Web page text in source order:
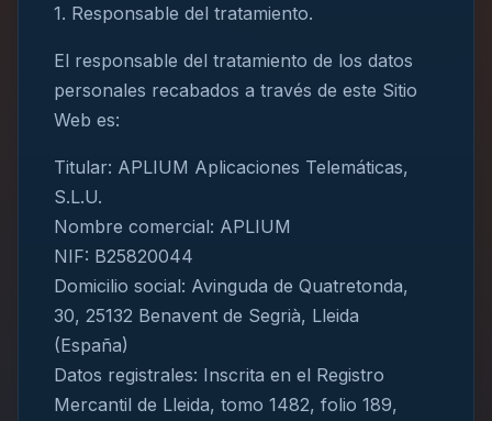
1. Responsable del tratamiento.
El responsable del tratamiento de los datos
personales recabados a través de este Sitio
Web es:
Titular: APLIUM Aplicaciones Telemáticas,
S.L.U.
Nombre comercial: APLIUM
NIF: B25820044
Domicilio social: Avinguda de Quatretonda,
30, 25132 Benavent de Segrià, Lleida
(España)
Datos registrales: Inscrita en el Registro
Mercantil de Lleida, tomo 1482, folio 189,